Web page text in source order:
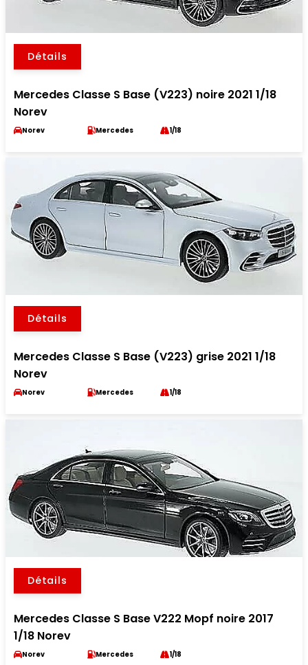
Détails
Mercedes Classe S Base (V223) noire 2021 1/18
Norev
Norev Mercedes 1/18
Détails
Mercedes Classe S Base (V223) grise 2021 1/18
Norev
Norev Mercedes 1/18
Détails
Mercedes Classe S Base V222 Mopf noire 2017
1/18 Norev
Norev Mercedes 1/18